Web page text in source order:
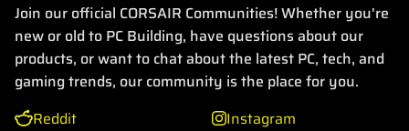
Join our official CORSAIR Communities! Whether you're
new or old to PC Building, have questions about our
products, or want to chat about the latest PC, tech, and
gaming trends, our community is the place for you.
Reddit
Instagram